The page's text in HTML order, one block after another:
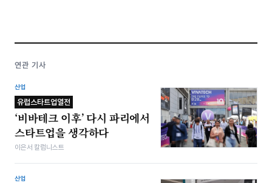
연관 기사
산업
유럽스타트업열전
‘비바테크 이후’ 다시 파리에서
스타트업을 생각하다
이은서 칼럼니스트
산업